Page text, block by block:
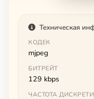
Техническая
КОДЕК
mjpeg
БИТРЕЙТ
129 kbps
ЧАСТОТА